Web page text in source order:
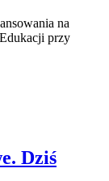
na
przy
Dziś